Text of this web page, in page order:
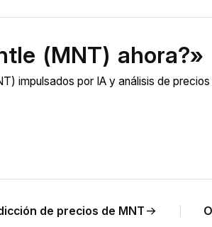
(MNT) ahora?»
impulsados por IA y análisis de
de precios de MNT